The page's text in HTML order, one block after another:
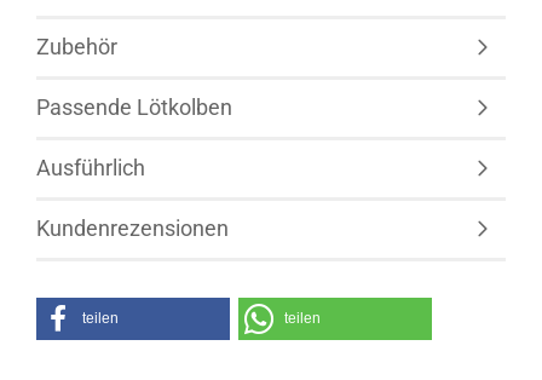
Zubehör
Passende Lötkolben
Ausführlich
Kundenrezensionen
teilen teilen